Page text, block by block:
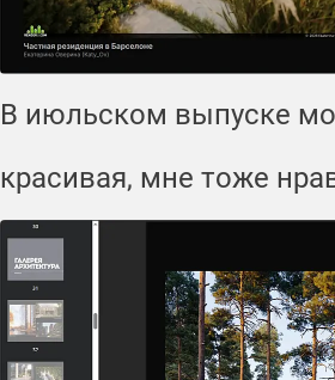
В июльском выпуске
красивая, мне тоже